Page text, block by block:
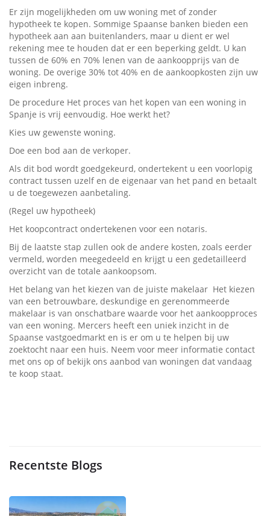
Er zijn mogelijkheden om uw woning met of zonder
hypotheek te kopen. Sommige Spaanse banken bieden een
hypotheek aan aan buitenlanders, maar u dient er wel
rekening mee te houden dat er een beperking geldt. U kan
tussen de 60% en 70% lenen van de aankoopprijs van de
woning. De overige 30% tot 40% en de aankoopkosten zijn uw
eigen inbreng.
De procedure Het proces van het kopen van een woning in
Spanje is vrij eenvoudig. Hoe werkt het?
Kies uw gewenste woning.
Doe een bod aan de verkoper.
Als dit bod wordt goedgekeurd, ondertekent u een voorlopig
contract tussen uzelf en de eigenaar van het pand en betaalt
u de toegewezen aanbetaling.
(Regel uw hypotheek)
Het koopcontract ondertekenen voor een notaris.
Bij de laatste stap zullen ook de andere kosten, zoals eerder
vermeld, worden meegedeeld en krijgt u een gedetailleerd
overzicht van de totale aankoopsom.
Het belang van het kiezen van de juiste makelaar Het kiezen
van een betrouwbare, deskundige en gerenommeerde
makelaar is van onschatbare waarde voor het aankoopproces
van een woning. Mercers heeft een uniek inzicht in de
Spaanse vastgoedmarkt en is er om u te helpen bij uw
zoektocht naar een huis. Neem voor meer informatie contact
met ons op of bekijk ons aanbod van woningen dat vandaag
te koop staat.
Recentste Blogs